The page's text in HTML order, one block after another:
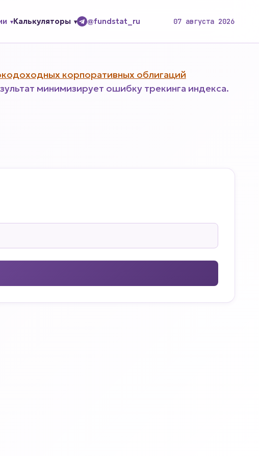
Калькуляторы @fundstat_ru 07 августа 2026
корпоративных облигаций
минимизирует ошибку трекинга индекса.